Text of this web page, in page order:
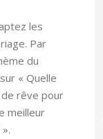
les
Par
du
« Quelle
rêve pour
meilleur